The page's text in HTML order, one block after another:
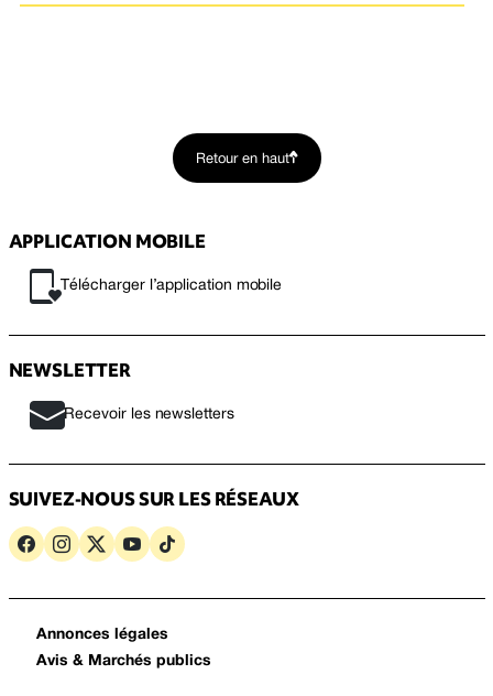
Retour en haut
APPLICATION MOBILE
Télécharger l’application mobile
NEWSLETTER
Recevoir les newsletters
SUIVEZ-NOUS SUR LES RÉSEAUX
Annonces légales
Avis & Marchés publics